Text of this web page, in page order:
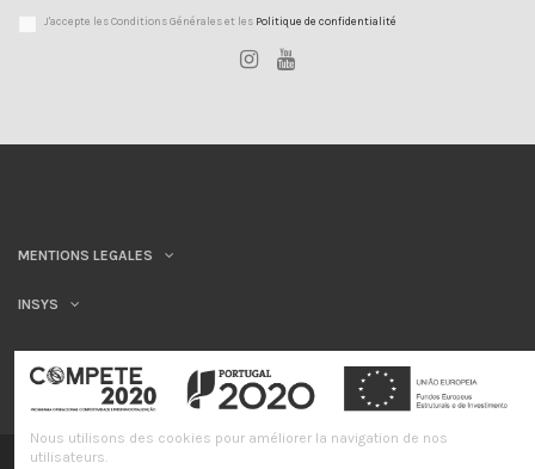
J'accepte les Conditions Générales et les Politique de confidentialité
MENTIONS LEGALES
INSYS
©INSYS/21
Nous utilisons des cookies pour améliorer la navigation de nos
utilisateurs.